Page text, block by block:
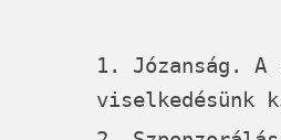
1. Józanság. A
viselkedésünk